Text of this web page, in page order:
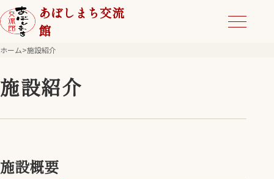
あぼしまち交流
館
ホーム>施設紹介
施設紹介
施設概要